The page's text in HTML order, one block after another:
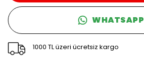
WHATSAPP
1000 TL üzeri ücretsiz kargo